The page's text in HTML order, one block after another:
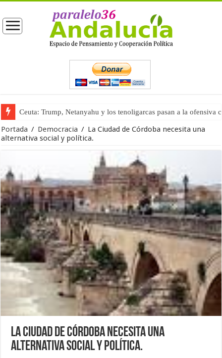
Ceuta: Trump, Netanyahu y los tenoligarcas pasan a la ofensiva
Portada / Democracia / La Ciudad de Córdoba necesita una
alternativa social y política.
La Ciudad de Córdoba necesita una
alternativa social y política.